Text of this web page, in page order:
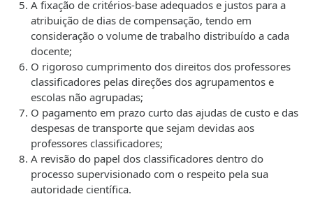
A fixação de critérios-base adequados e justos para a
atribuição de dias de compensação, tendo em
consideração o volume de trabalho distribuído a cada
docente;
O rigoroso cumprimento dos direitos dos professores
classificadores pelas direções dos agrupamentos e
escolas não agrupadas;
O pagamento em prazo curto das ajudas de custo e das
despesas de transporte que sejam devidas aos
professores classificadores;
A revisão do papel dos classificadores dentro do
processo supervisionado com o respeito pela sua
autoridade científica.